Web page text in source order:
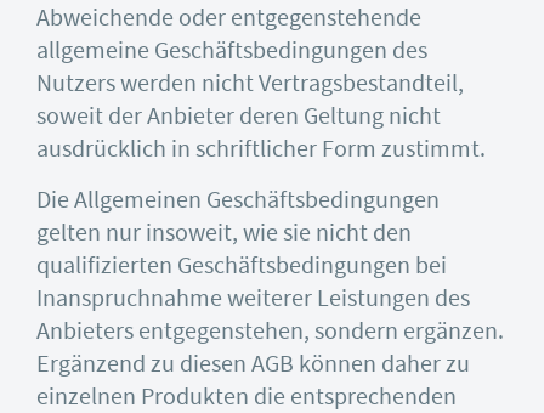
Abweichende oder entgegenstehende
allgemeine Geschäftsbedingungen des
Nutzers werden nicht Vertragsbestandteil,
soweit der Anbieter deren Geltung nicht
ausdrücklich in schriftlicher Form zustimmt.
Die Allgemeinen Geschäftsbedingungen
gelten nur insoweit, wie sie nicht den
qualifizierten Geschäftsbedingungen bei
Inanspruchnahme weiterer Leistungen des
Anbieters entgegenstehen, sondern ergänzen.
Ergänzend zu diesen AGB können daher zu
einzelnen Produkten die entsprechenden